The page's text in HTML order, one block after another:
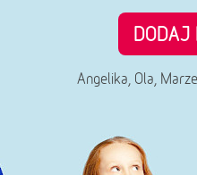
DODAJ
Angelika, Ola,